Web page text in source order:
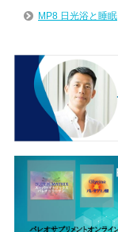
MP8 日光浴と睡眠